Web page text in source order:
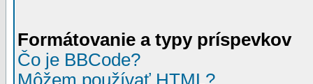
Formátovanie a typy príspevkov
Čo je BBCode?
Môžem používať HTML?